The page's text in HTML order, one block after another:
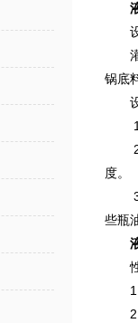
锅底
度。
些瓶